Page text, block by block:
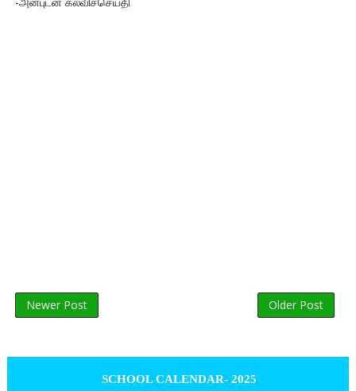
Newer Post Older Post
SCHOOL CALENDAR- 2025